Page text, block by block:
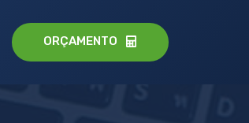
ORÇAMENTO